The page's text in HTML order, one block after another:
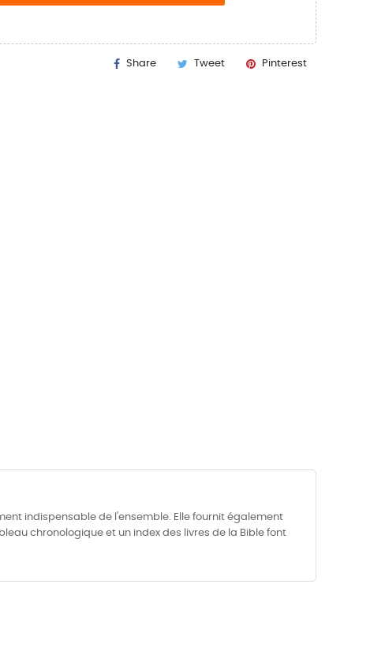
Share Tweet Pinterest
indispensable de l'ensemble. Elle fournit également
chronologique et un index des livres de la Bible font